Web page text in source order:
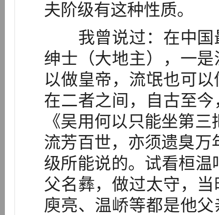
夫阶级有这种性质。
我曾说过：在中国
绅士（大地主），一
以做皇帝，流氓也可
在二者之间，自古至
《吴用何以只能坐第
流芳百世，亦须遗臭万
级所能说的。试看桓
父名彝，做过太守，
庾亮、温峤等都是他